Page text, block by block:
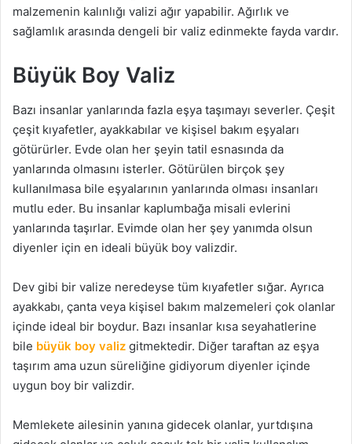
malzemenin kalınlığı valizi ağır yapabilir. Ağırlık ve
sağlamlık arasında dengeli bir valiz edinmekte fayda vardır.
Büyük Boy Valiz
Bazı insanlar yanlarında fazla eşya taşımayı severler. Çeşit
çeşit kıyafetler, ayakkabılar ve kişisel bakım eşyaları
götürürler. Evde olan her şeyin tatil esnasında da
yanlarında olmasını isterler. Götürülen birçok şey
kullanılmasa bile eşyalarının yanlarında olması insanları
mutlu eder. Bu insanlar kaplumbağa misali evlerini
yanlarında taşırlar. Evimde olan her şey yanımda olsun
diyenler için en ideali büyük boy valizdir.
Dev gibi bir valize neredeyse tüm kıyafetler sığar. Ayrıca
ayakkabı, çanta veya kişisel bakım malzemeleri çok olanlar
içinde ideal bir boydur. Bazı insanlar kısa seyahatlerine
bile büyük boy valiz gitmektedir. Diğer taraftan az eşya
taşırım ama uzun süreliğine gidiyorum diyenler içinde
uygun boy bir valizdir.
Memlekete ailesinin yanına gidecek olanlar, yurtdışına